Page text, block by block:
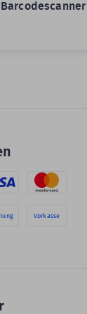
Barcodescanner
Vorkasse